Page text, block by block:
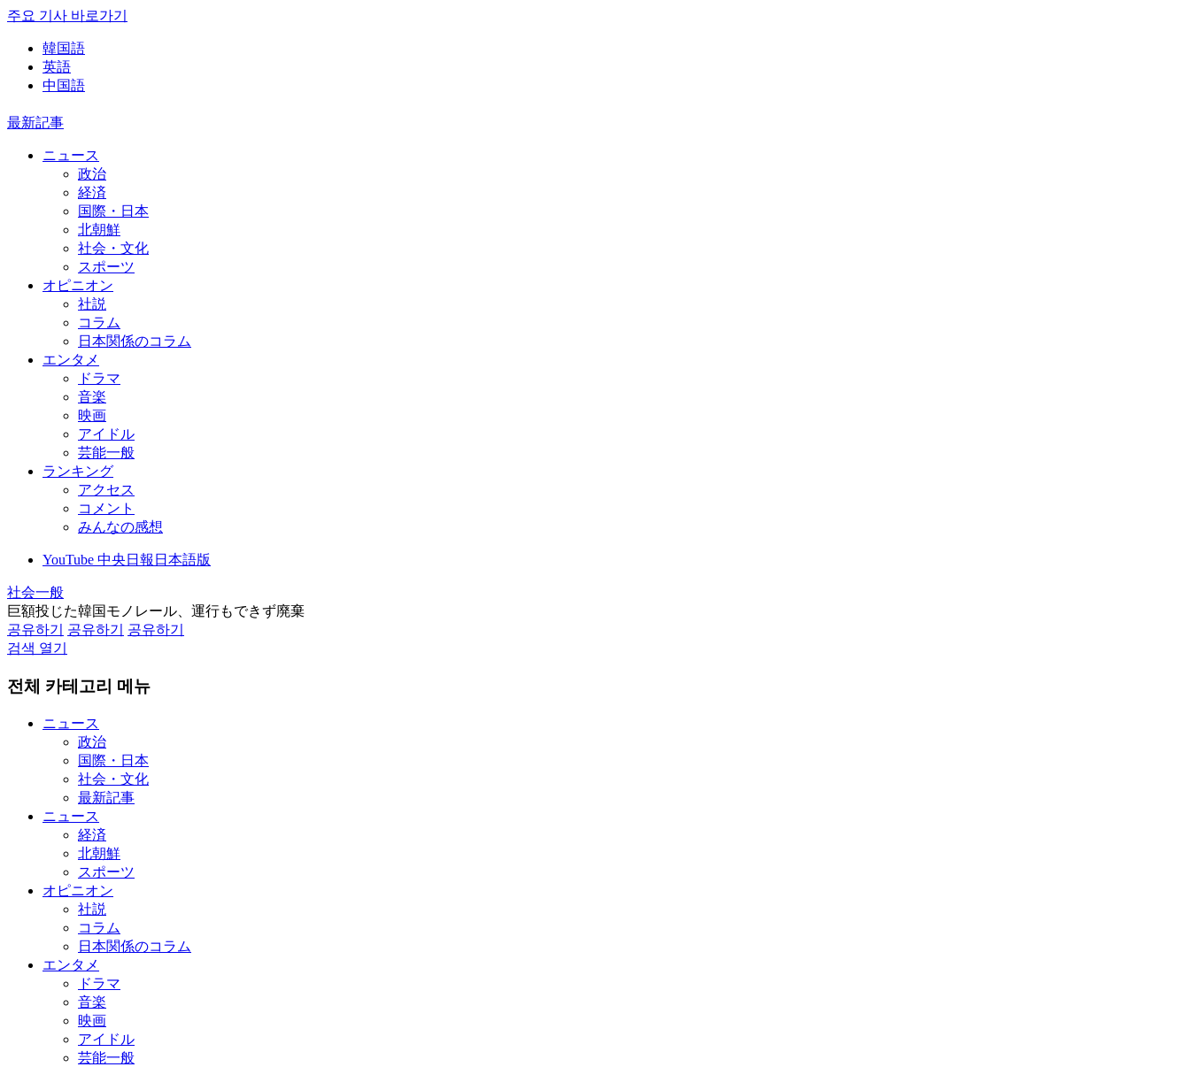
주요 기사 바로가기
韓国語
英語
中国語
最新記事
ニュース
政治
経済
国際・日本
北朝鮮
社会・文化
スポーツ
オピニオン
社説
コラム
日本関係のコラム
エンタメ
ドラマ
音楽
映画
アイドル
芸能一般
ランキング
アクセス
コメント
みんなの感想
YouTube 中央日報日本語版
社会一般
巨額投じた韓国モノレール、運行もできず廃棄
공유하기
공유하기
공유하기
검색 열기
전체 카테고리 메뉴
ニュース
政治
国際・日本
社会・文化
最新記事
ニュース
経済
北朝鮮
スポーツ
オピニオン
社説
コラム
日本関係のコラム
エンタメ
ドラマ
音楽
映画
アイドル
芸能一般